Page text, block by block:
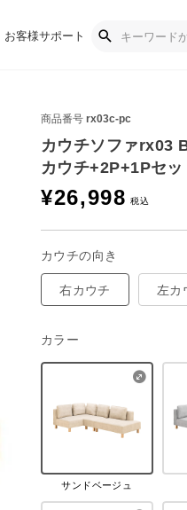
お客様サポート
商品番号 rx03c-pc
カウチソファrx03
カウチ+2P+1Pセッ
¥26,998
カウチの向き
右カウチ 左カ
カラー
サンドベージュ